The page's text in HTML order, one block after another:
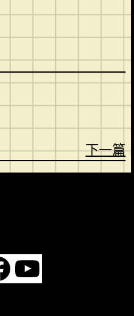
下一篇
YouTube